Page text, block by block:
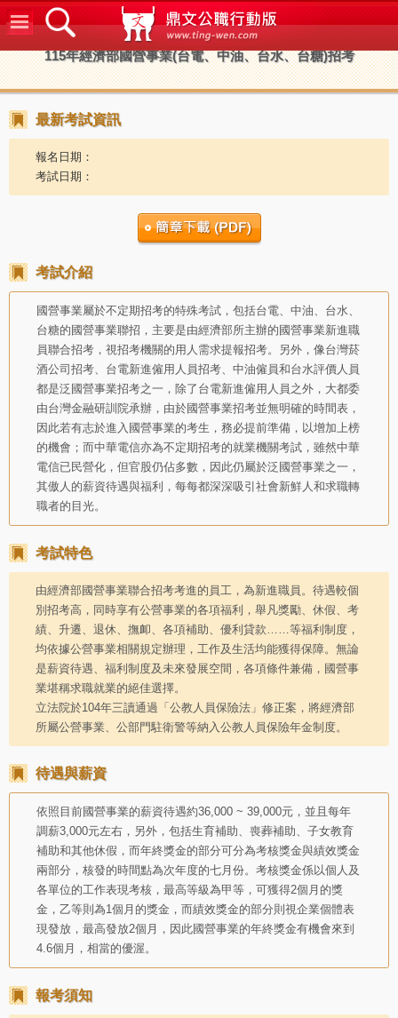
鼎文公
115年經濟部國營事業(台電、中油、台水、台糖)招考
最新考試資訊
報名日期：
考試日期：
考試介紹
國營事業屬於不定期招考的特殊考試，包括台電、中油、台水、
台糖的國營事業聯招，主要是由經濟部所主辦的國營事業新進職
員聯合招考，視招考機關的用人需求提報招考。另外，像台灣菸
酒公司招考、台電新進僱用人員招考、中油僱員和台水評價人員
都是泛國營事業招考之一，除了台電新進僱用人員之外，大都委
由台灣金融研訓院承辦，由於國營事業招考並無明確的時間表，
因此若有志於進入國營事業的考生，務必提前準備，以增加上榜
的機會；而中華電信亦為不定期招考的就業機關考試，雖然中華
電信已民營化，但官股仍佔多數，因此仍屬於泛國營事業之一，
其傲人的薪資待遇與福利，每每都深深吸引社會新鮮人和求職轉
職者的目光。
考試特色
由經濟部國營事業聯合招考考進的員工，為新進職員。待遇較個
別招考高，同時享有公營事業的各項福利，舉凡獎勵、休假、考
績、升遷、退休、撫卹、各項補助、優利貸款……等福利制度，
均依據公營事業相關規定辦理，工作及生活均能獲得保障。無論
是薪資待遇、福利制度及未來發展空間，各項條件兼備，國營事
業堪稱求職就業的絕佳選擇。
立法院於104年三讀通過「公教人員保險法」修正案，將經濟部
所屬公營事業、公部門駐衛警等納入公教人員保險年金制度。
待遇與薪資
依照目前國營事業的薪資待遇約36,000 ~ 39,000元，並且每年
調薪3,000元左右，另外，包括生育補助、喪葬補助、子女教育
補助和其他休假，而年終獎金的部分可分為考核獎金與績效獎金
兩部分，核發的時間點為次年度的七月份。考核獎金係以個人及
各單位的工作表現考核，最高等級為甲等，可獲得2個月的獎
金，乙等則為1個月的獎金，而績效獎金的部分則視企業個體表
現發放，最高發放2個月，因此國營事業的年終獎金有機會來到
4.6個月，相當的優渥。
報考須知